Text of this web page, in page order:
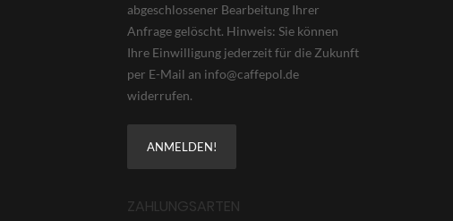
abgeschlossener Bearbeitung Ihrer
Anfrage gelöscht. Hinweis: Sie können
Ihre Einwilligung jederzeit für die Zukunft
per E-Mail an info@caffepol.de
widerrufen.
ZAHLUNGSARTEN